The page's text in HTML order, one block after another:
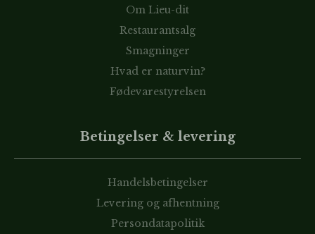
Om Lieu-dit
Restaurantsalg
Smagninger
Hvad er naturvin?
Fødevarestyrelsen
Betingelser & levering
Handelsbetingelser
Levering og afhentning
Persondatapolitik